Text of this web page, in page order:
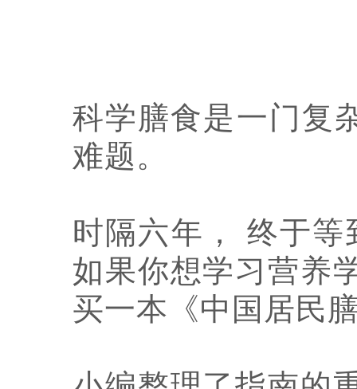
科学膳食是一门复
难题。
时隔六年， 终于
如果你想学习营养
买一本《中国居民